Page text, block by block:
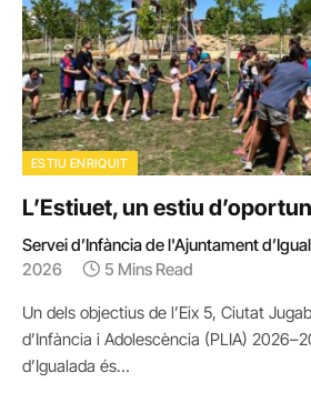
ESTIU ENRIQUIT
L’Estiuet, un estiu
Servei d’Infància de l'Ajuntament
2026
5 Mins Read
Un dels objectius de l’Eix 5, Ciutat
d’Infància i Adolescència (PLIA)
d’Igualada és…